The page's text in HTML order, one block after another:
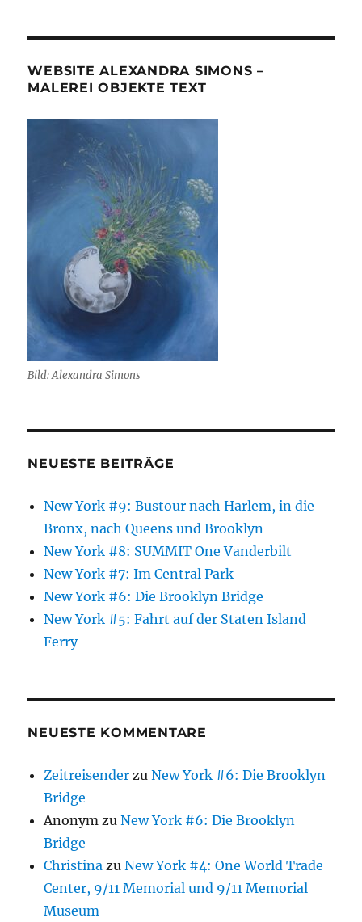
WEBSITE ALEXANDRA SIMONS –
MALEREI OBJEKTE TEXT
Bild: Alexandra Simons
NEUESTE BEITRÄGE
New York #9: Bustour nach Harlem, in die
Bronx, nach Queens und Brooklyn
New York #8: SUMMIT One Vanderbilt
New York #7: Im Central Park
New York #6: Die Brooklyn Bridge
New York #5: Fahrt auf der Staten Island
Ferry
NEUESTE KOMMENTARE
Zeitreisender zuNew York #6: Die Brooklyn
Bridge
Anonym zuNew York #6: Die Brooklyn
Bridge
Christina zuNew York #4: One World Trade
Center, 9/11 Memorial und 9/11 Memorial
Museum